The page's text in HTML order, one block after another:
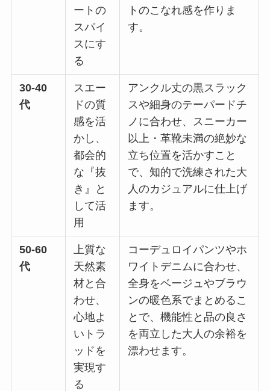
ートの
スパイ
スにす
る
トのこなれ感を作りま
す。
30-40
代
スエー
ドの質
感を活
かし、
都会的
な『抜
き』と
して活
用
アンクル丈の黒スラック
スや細身のテーパードチ
ノに合わせ、スニーカー
以上・革靴未満の絶妙な
立ち位置を活かすこと
で、知的で洗練された大
人のカジュアルに仕上げ
ます。
50-60
代
上質な
天然素
材と合
わせ、
心地よ
いトラ
ッドを
実現す
る
コーデュロイパンツやホ
ワイトデニムに合わせ、
全身をベージュやブラウ
ンの暖色系でまとめるこ
とで、機能性と品の良さ
を両立した大人の余裕を
漂わせます。